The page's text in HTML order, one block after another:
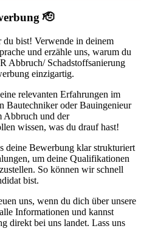
🫡
du bist! Verwende in deinem
und erzähle uns, warum du
Abbruch/ Schadstoffsanierung
einzigartig.
relevanten Erfahrungen im
Bautechniker oder Bauingenieur
Abbruch und der
wissen, was du drauf hast!
deine Bewerbung klar strukturiert
um deine Qualifikationen
So können wir schnell
bist.
uns, wenn du dich über unsere
Informationen und kannst
direkt bei uns landet. Lass uns